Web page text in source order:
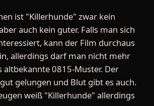
ist "Killerhunde" zwar kein
auch kein guter. Falls man sich
kann der Film durchaus
allerdings darf man nicht mehr
altbekannte 0815-Muster. Der
gelungen und Blut gibt es auch.
weiß "Killerhunde" allerdings